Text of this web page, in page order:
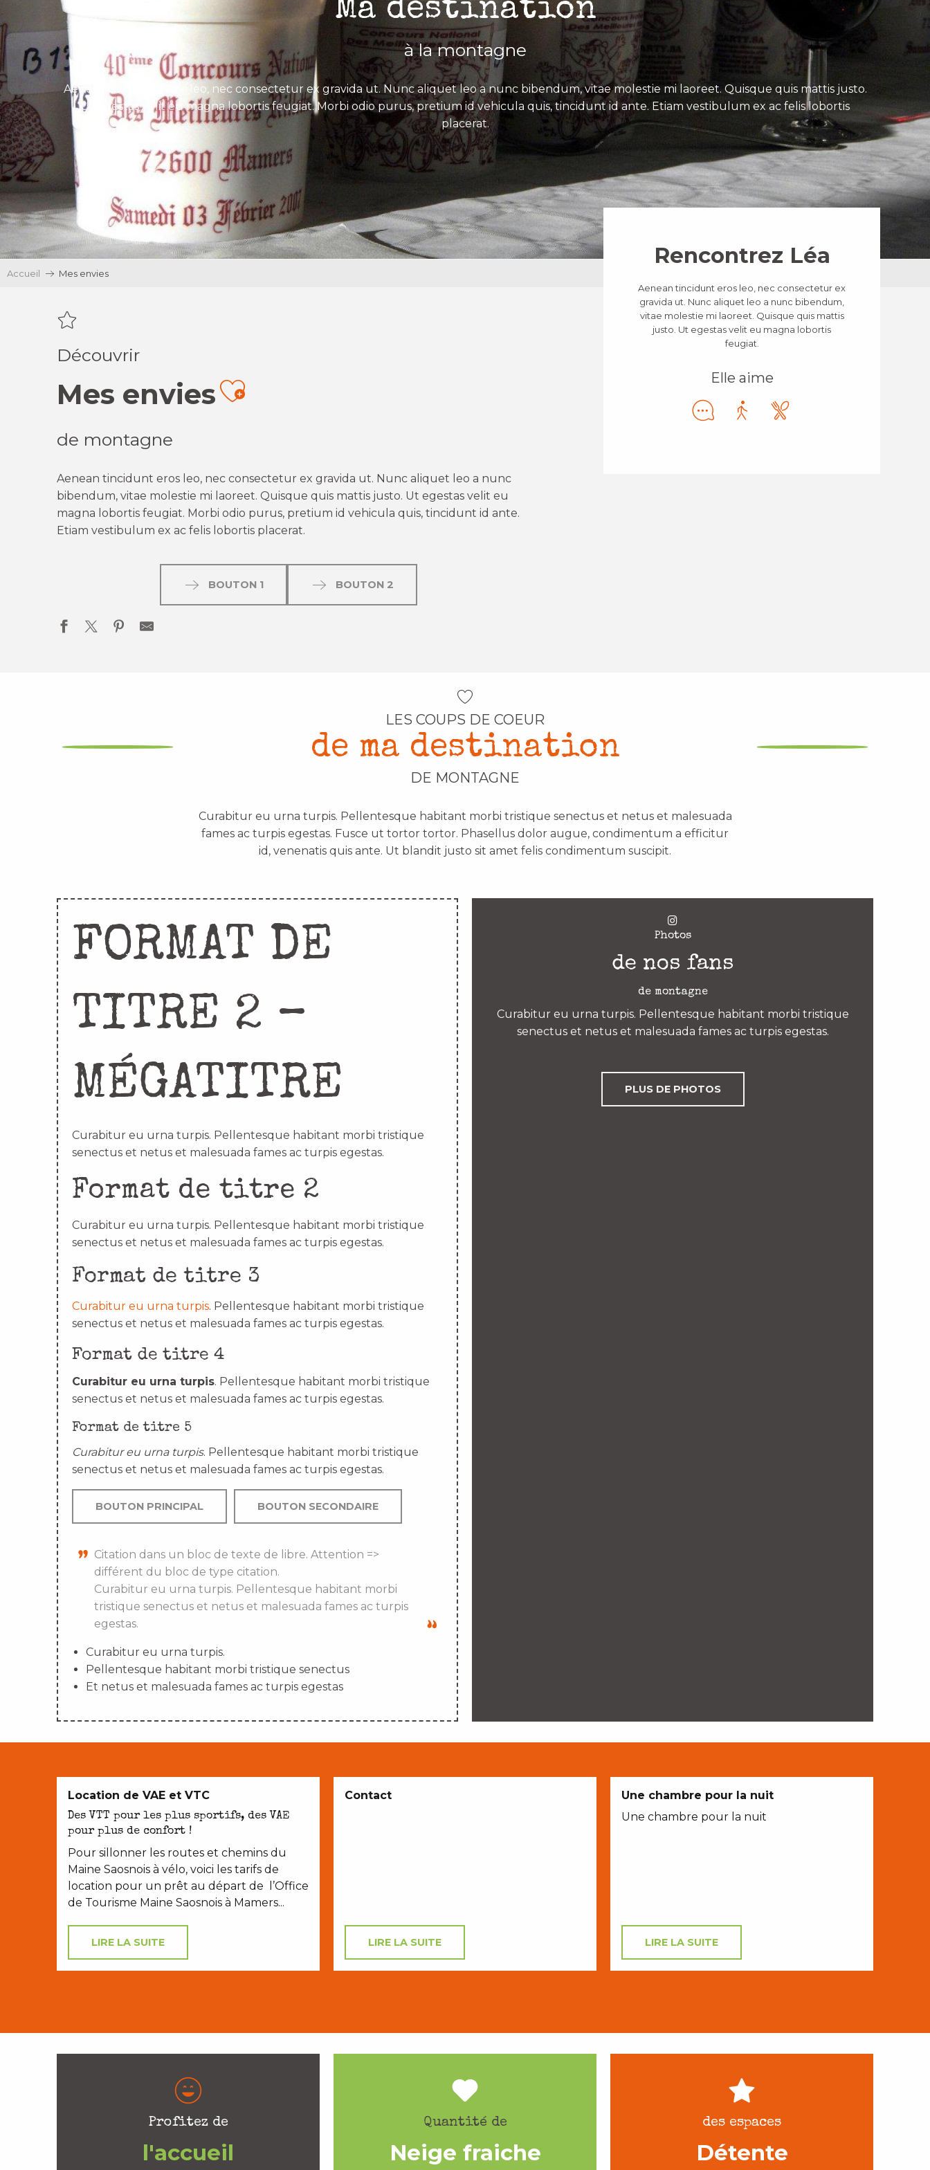
Ma destination
à la montagne
Aenean tincidunt eros leo, nec consectetur ex gravida ut. Nunc aliquet leo a nunc bibendum, vitae molestie mi laoreet. Quisque quis mattis justo.
Ut egestas velit eu magna lobortis feugiat. Morbi odio purus, pretium id vehicula quis, tincidunt id ante. Etiam vestibulum ex ac felis lobortis
placerat.
Accueil Mes envies
Découvrir
Mes enviesAjouter aux favoris
de montagne
Aenean tincidunt eros leo, nec consectetur ex gravida ut. Nunc aliquet leo a nunc
bibendum, vitae molestie mi laoreet. Quisque quis mattis justo. Ut egestas velit eu
magna lobortis feugiat. Morbi odio purus, pretium id vehicula quis, tincidunt id ante.
Etiam vestibulum ex ac felis lobortis placerat.
BOUTON 1 BOUTON 2
Rencontrez Léa
Aenean tincidunt eros leo, nec consectetur ex
gravida ut. Nunc aliquet leo a nunc bibendum,
vitae molestie mi laoreet. Quisque quis mattis
justo. Ut egestas velit eu magna lobortis
feugiat.
Elle aime
LES COUPS DE COEUR
de ma destination
DE MONTAGNE
Curabitur eu urna turpis. Pellentesque habitant morbi tristique senectus et netus et malesuada
fames ac turpis egestas. Fusce ut tortor tortor. Phasellus dolor augue, condimentum a efficitur
id, venenatis quis ante. Ut blandit justo sit amet felis condimentum suscipit.
FORMAT DE
TITRE 2 –
MÉGATITRE
Curabitur eu urna turpis. Pellentesque habitant morbi tristique
senectus et netus et malesuada fames ac turpis egestas.
Format de titre 2
Curabitur eu urna turpis. Pellentesque habitant morbi tristique
senectus et netus et malesuada fames ac turpis egestas.
Format de titre 3
Curabitur eu urna turpis. Pellentesque habitant morbi tristique
senectus et netus et malesuada fames ac turpis egestas.
Format de titre 4
Curabitur eu urna turpis. Pellentesque habitant morbi tristique
senectus et netus et malesuada fames ac turpis egestas.
Format de titre 5
Curabitur eu urna turpis. Pellentesque habitant morbi tristique
senectus et netus et malesuada fames ac turpis egestas.
BOUTON PRINCIPAL BOUTON SECONDAIRE
Citation dans un bloc de texte de libre. Attention =>
différent du bloc de type citation.
Curabitur eu urna turpis. Pellentesque habitant morbi
tristique senectus et netus et malesuada fames ac turpis
egestas.
Curabitur eu urna turpis.
Pellentesque habitant morbi tristique senectus
Et netus et malesuada fames ac turpis egestas
Photos
de nos fans
de montagne
Curabitur eu urna turpis. Pellentesque habitant morbi tristique
senectus et netus et malesuada fames ac turpis egestas.
PLUS DE PHOTOS
Location de VAE et VTC
Des VTT pour les plus sportifs, des VAE
pour plus de confort !
Pour sillonner les routes et chemins du
Maine Saosnois à vélo, voici les tarifs de
location pour un prêt au départ de l’Office
de Tourisme Maine Saosnois à Mamers...
LIRE LA SUITE
Contact
LIRE LA SUITE
Une chambre pour la nuit
Une chambre pour la nuit
LIRE LA SUITE
Profitez de
l'accueil
Quantité de
Neige fraiche
des espaces
Détente